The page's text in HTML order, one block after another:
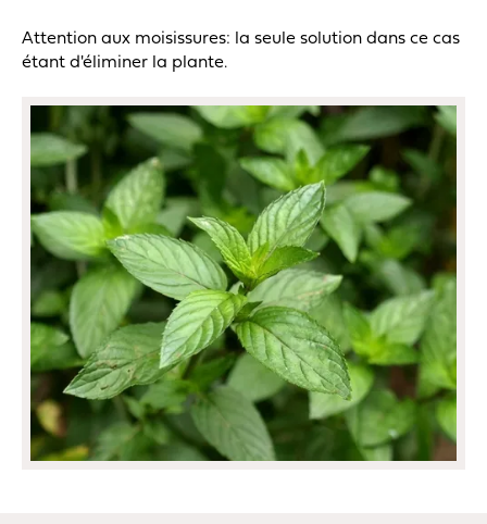
Attention aux moisissures: la seule solution dans ce cas
étant d'éliminer la plante.